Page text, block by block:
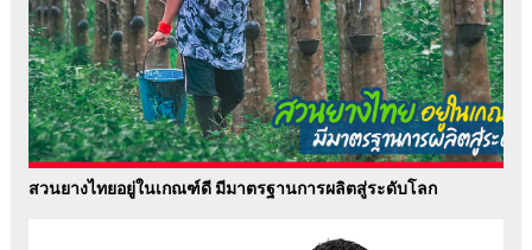
สวนยางไทยอยู่ในเกณฑ์ดี มีมาตรฐานการผลิตสู่ระดับโลก